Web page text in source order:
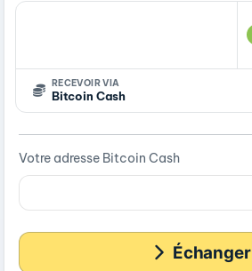
RECEVOIR VIA
Bitcoin Cash
Votre adresse Bitcoin Cash
Échanger